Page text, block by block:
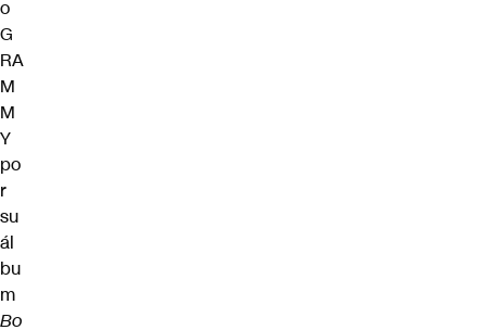
o
G
RA
M
M
Y
po
r
su
ál
bu
m
Bo